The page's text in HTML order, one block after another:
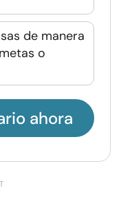
de manera
o
ahora